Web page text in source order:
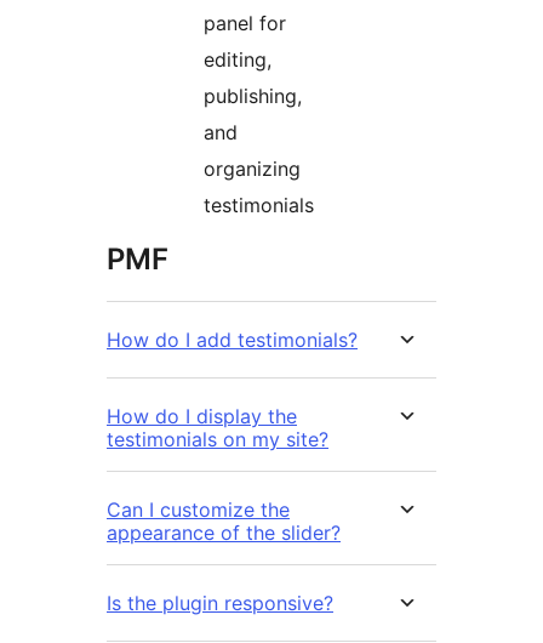
panel for
editing,
publishing,
and
organizing
testimonials
PMF
How do I add testimonials?
How do I display the
testimonials on my site?
Can I customize the
appearance of the slider?
Is the plugin responsive?